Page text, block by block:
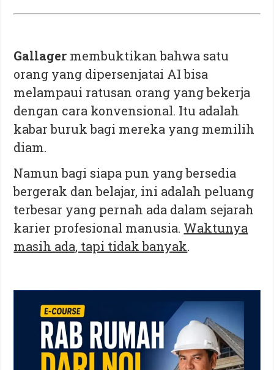
Gallager membuktikan bahwa satu
orang yang dipersenjatai AI bisa
melampaui ratusan orang yang bekerja
dengan cara konvensional. Itu adalah
kabar buruk bagi mereka yang memilih
diam.
Namun bagi siapa pun yang bersedia
bergerak dan belajar, ini adalah peluang
terbesar yang pernah ada dalam sejarah
karier profesional manusia. Waktunya
masih ada, tapi tidak banyak.